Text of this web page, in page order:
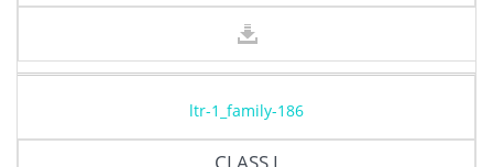
ltr-1_family-186
CLASS I